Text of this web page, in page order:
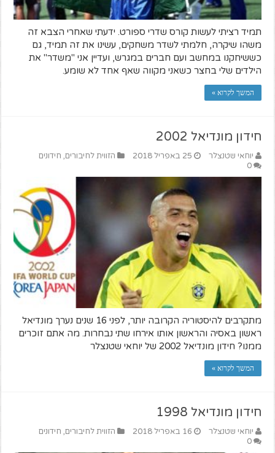
תמיד רציתי לעשות קורס שדרי ספורט. ידעתי שאחרי הצבא זה
משהו שיקרה, חלמתי לשדר משחקים, עשינו את זה תמיד, גם
כששיחקנו במחשב ועם חברים במגרש, ועדיין אני "משדר" את
הילדים שלי בחצר כשאני מקווה שאף אחד לא שומע.
המשך לקרוא »
חידון מונדיאל 2002
יוחאי שטנצלר 25 באפריל 2018 הזווית לחיבורים, חידונים
0
מתקרבים להיסטוריה הקרובה יותר, לפני 16 שנים נערך מונדיאל
ראשון באסיה והראשון אותו אירחו שתי נבחרות. מה אתם זוכרים
ממנו? חידון מונדיאל 2002 של יוחאי שטנצלר
המשך לקרוא »
חידון מונדיאל 1998
יוחאי שטנצלר 16 באפריל 2018 הזווית לחיבורים, חידונים
0